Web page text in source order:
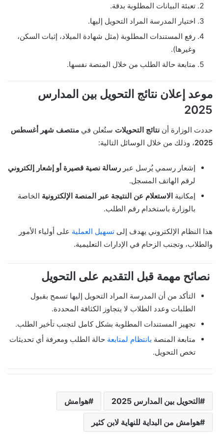
تعبئة البيانات المطلوبة بدقة.
اختيار المدرسة المراد التحويل إليها.
رفع المستندات المطلوبة (مثل شهادة الميلاد، إثبات السكن،
وغيرها).
متابعة حالة الطلب من خلال المنصة نفسها.
موعد إعلان نتائج التحويل بين المدارس
2025
حددت الوزارة أن نتائج التحويلات ستُعلن في منتصف شهر أغسطس
2025، وذلك من خلال الوسائل التالية:
إشعار رسمي يُرسل عبر رسالة نصية قصيرة أو إشعار إلكتروني
لرقم الهاتف المسجل.
إمكانية الاستعلام عن النتيجة عبر المنصة الإلكترونية الخاصة
بالوزارة باستخدام رقم الطلب.
هذا النظام الإلكتروني يهدف إلى تسهيل العملية على أولياء الأمور
والطلاب، وتجنب الزحام في الإدارات التعليمية.
نصائح مهمة قبل التقديم على التحويل
التأكد من أن المدرسة المراد التحويل إليها تسمح بقبول
الطلبات وعدد الطلاب لا يتجاوز الكثافة المحددة.
تجهيز المستندات المطلوبة بشكل كامل لتجنب تأخير الطلب.
متابعة المنصة بانتظام لمتابعة حالة الطلب ومعرفة أي تحديثات
تخص التحويل.
التحويل بين المدارس 2025 هوامش
هوامش من البداية للنهاية لابن كثير